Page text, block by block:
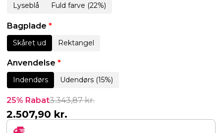
Lyseblå
Fuld farve (22%)
Bagplade *
Skåret ud Rektangel
Anvendelse *
Indendørs Udendørs (15%)
25% Rabat3.343,87kr.
2.507,90 kr.